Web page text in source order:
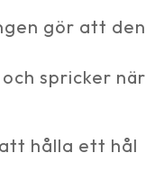
gör att den
spricker när
hålla ett hål